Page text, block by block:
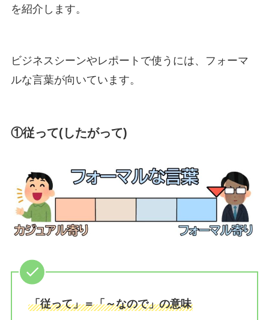
を紹介します。
ビジネスシーンやレポートで使うには、フォーマ
ルな言葉が向いています。
①従って(したがって)
「従って」＝「～なので」の意味